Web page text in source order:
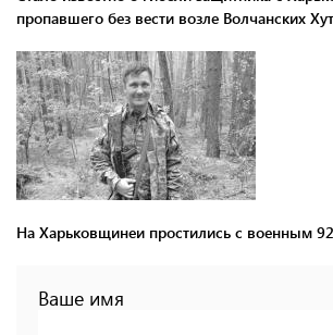
пропавшего без вести возле Волчанских
На Харьковщинеи простились с военным
Ваше имя